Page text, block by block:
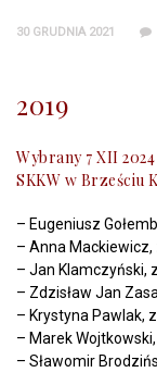
30 GRUDNIA 2021
2019
Wybrany 7 XII
SKKW w Brześciu
– Eugeniusz
– Anna
– Jan Klamczyński,
– Zdzisław Jan
– Krystyna Pawlak,
– Marek
– Sławomir